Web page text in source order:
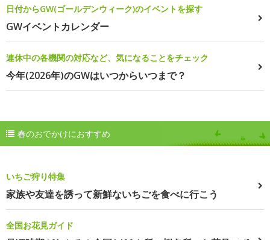
日付からGW(ゴールデンウィーク)のイベントを探す
GWイベントカレンダー
連休中の各機関の対応など、気になることをチェック
今年(2026年)のGWはいつからいつまで？
春のおでかけにおすすめ
いちご狩り特集
家族や友達を誘って新鮮ないちごを食べに行こう
全国お花見ガイド